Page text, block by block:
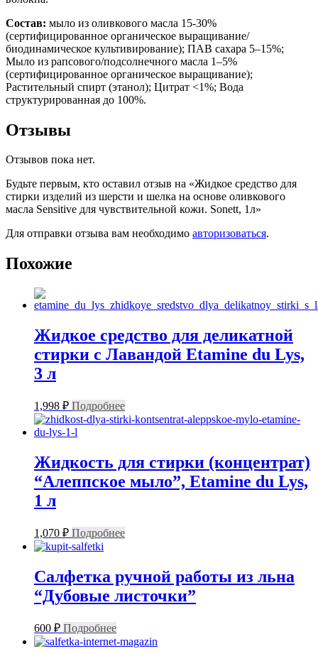
Состав: мыло из оливкового масла 15-30%
(сертифицированное органическое выращивание/
биодинамическое культивирование); ПАВ сахара 5–15%;
Мыло из рапсового/подсолнечного масла 1–5%
(сертифицированное органическое выращивание);
Растительный спирт (этанол); Цитрат <1%; Вода
структурированная до 100%.
Отзывы
Отзывов пока нет.
Будьте первым, кто оставил отзыв на «Жидкое средство для
стирки изделий из шерсти и шелка на основе оливкового
масла Sensitive для чувствительной кожи. Sonett, 1л»
Для отправки отзыва вам необходимо авторизоваться.
Похожие
Жидкое средство для деликатной
стирки с Лавандой Etamine du Lys,
3 л
1,998 ₽ Подробнее
Жидкость для стирки (концентрат)
“Алеппское мыло”, Etamine du Lys,
1 л
1,070 ₽ Подробнее
Салфетка ручной работы из льна
“Дубовые листочки”
600 ₽ Подробнее